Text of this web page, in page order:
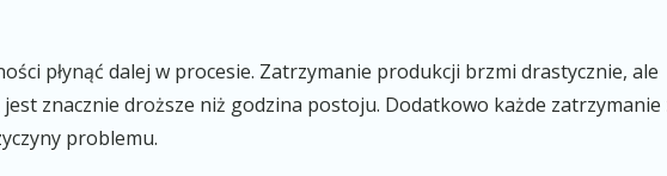
płynąć dalej w procesie. Zatrzymanie produkcji brzmi drastycznie, ale
znacznie droższe niż godzina postoju. Dodatkowo każde zatrzymanie
problemu.